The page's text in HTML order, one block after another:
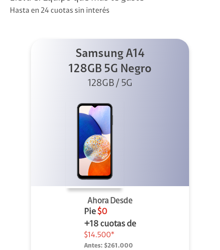
Hasta en 24 cuotas sin interés
Samsung A14
128GB 5G Negro
128GB / 5G
Ahora Desde
Pie $0
+18 cuotas de
$14.500*
Antes: $261.000